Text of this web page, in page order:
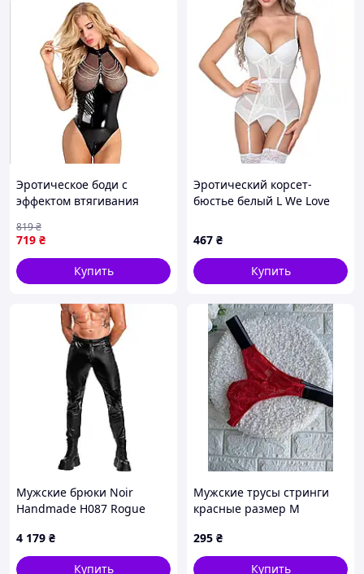
Эротическое боди с
эффектом втягивания
719 ₴
819₴
Купить
Эротический корсет-
бюстье белый L We Love
467 ₴
Купить
Мужские брюки Noir
Handmade H087 Rogue
4 179 ₴
Купить
Мужские трусы стринги
красные размер М
295 ₴
Купить